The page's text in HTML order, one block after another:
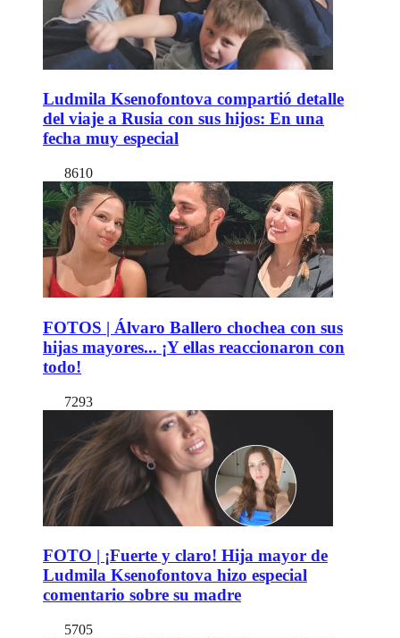
Ludmila Ksenofontova compartió detalle
del viaje a Rusia con sus hijos: En una
fecha muy especial
8610
FOTOS | Álvaro Ballero chochea con sus
hijas mayores... ¡Y ellas reaccionaron con
todo!
7293
FOTO | ¡Fuerte y claro! Hija mayor de
Ludmila Ksenofontova hizo especial
comentario sobre su madre
5705